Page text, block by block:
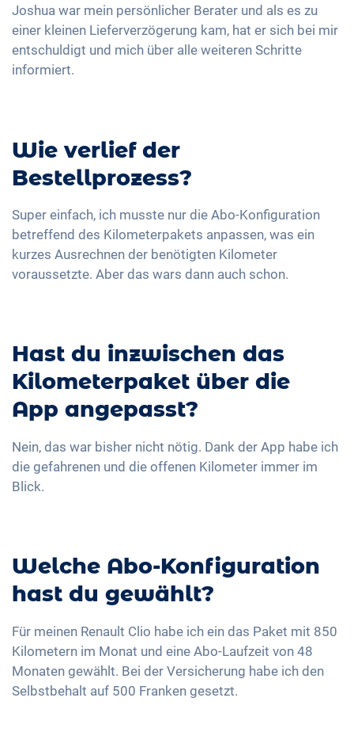
Joshua war mein persönlicher Berater und als es zu
einer kleinen Lieferverzögerung kam, hat er sich bei mir
entschuldigt und mich über alle weiteren Schritte
informiert.
Wie verlief der
Bestellprozess?
Super einfach, ich musste nur die Abo-Konfiguration
betreffend des Kilometerpakets anpassen, was ein
kurzes Ausrechnen der benötigten Kilometer
voraussetzte. Aber das wars dann auch schon.
Hast du inzwischen das
Kilometerpaket über die
App angepasst?
Nein, das war bisher nicht nötig. Dank der App habe ich
die gefahrenen und die offenen Kilometer immer im
Blick.
Welche Abo-Konfiguration
hast du gewählt?
Für meinen Renault Clio habe ich ein das Paket mit 850
Kilometern im Monat und eine Abo-Laufzeit von 48
Monaten gewählt. Bei der Versicherung habe ich den
Selbstbehalt auf 500 Franken gesetzt.